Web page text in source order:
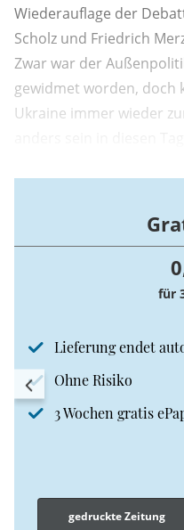
Wiederauflage der
Scholz und Friedrich
Zwar war der
gewidmet worden, doch
Ukraine immer wieder
für
Lieferung endet
Ohne Risiko
3 Wochen gratis
gedruckte Zeitung